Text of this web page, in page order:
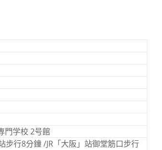
門学校 2号館
行8分鐘 /JR「大阪」站御堂筋口步行